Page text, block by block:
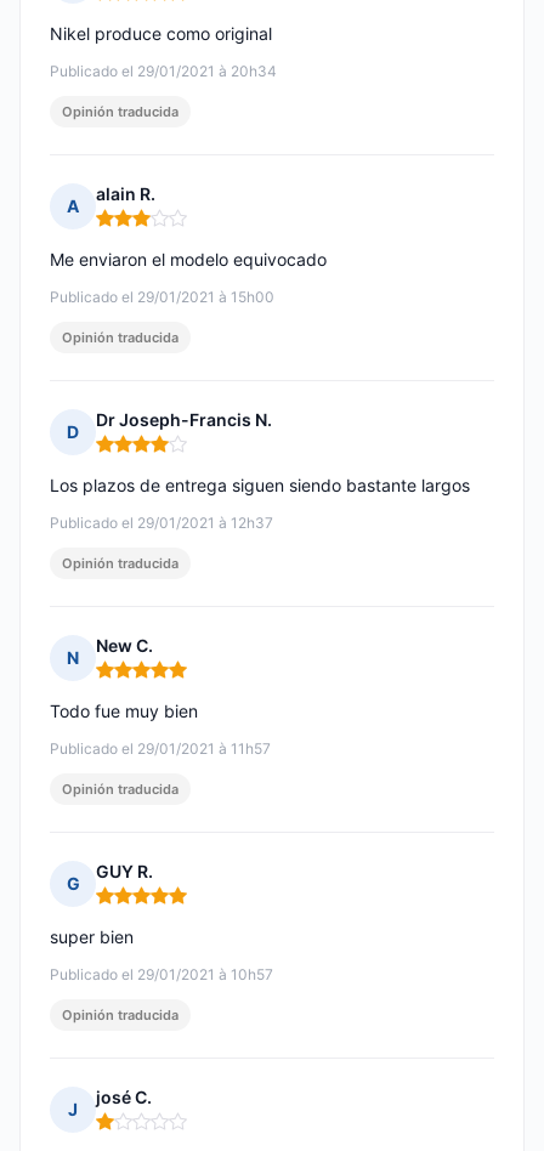
Publicado el 29/01/2021 à 20h34
Nikel produce como original
Opinión traducida
A
alain R.
Nota: 3 de 5
Publicado el 29/01/2021 à 15h00
Me enviaron el modelo equivocado
Opinión traducida
D
Dr Joseph-Francis N.
Nota: 4 de 5
Publicado el 29/01/2021 à 12h37
Los plazos de entrega siguen siendo bastante largos
Opinión traducida
N
New C.
Nota: 5 de 5
Publicado el 29/01/2021 à 11h57
Todo fue muy bien
Opinión traducida
G
GUY R.
Nota: 5 de 5
Publicado el 29/01/2021 à 10h57
super bien
Opinión traducida
J
josé C.
Nota: 1 de 5